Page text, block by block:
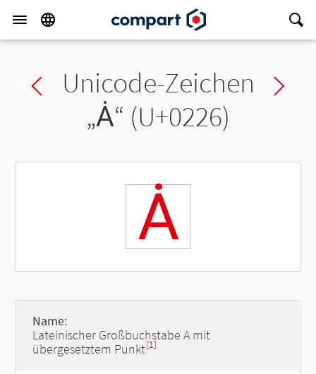
Previous char
Unicode-Zeichen
„Ȧ“ (U+0226)
Ȧ
Name:
Lateinischer Großbuchstabe A mit
übergesetztem Punkt[1]